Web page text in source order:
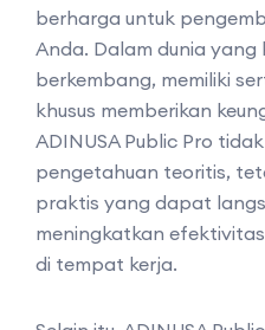
berharga untuk
Anda. Dalam dunia
berkembang, memiliki
khusus memberikan
ADINUSA Public Pro
pengetahuan teoritis,
praktis yang dapat
meningkatkan
di tempat kerja.